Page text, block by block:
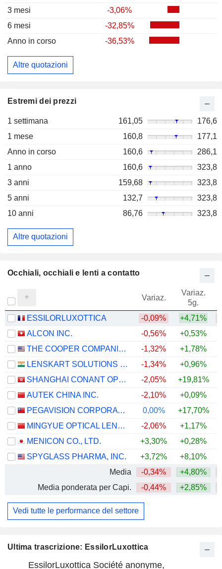
Ultima trascrizione: EssilorLuxottica
EssilorLuxottica Société anonyme,
3 mesi
-3,06%
6 mesi
-32,85%
Anno in corso
-36,53%
Altre quotazioni
Estremi dei prezzi
1 settimana 161,05
176,6
1 mese
160,8
177,1
Anno in corso
160,6
286,1
1 anno
160,6
323,8
3 anni
159,68
323,8
5 anni
132,7
323,8
10 anni
86,76 323,8
Altre quotazioni
Occhiali, occhiali e lenti a contatto
Variaz.
Variaz.
5g.
ESSILORLUXOTTICA -0,09% +4,71%
ALCON INC.
-0,56% +0,53%
THE COOPER COMPANIES, INC.
-1,32% +1,78%
LENSKART SOLUTIONS LIMITED
-1,34%
+0,96%
SHANGHAI CONANT OPTICAL CO., LTD.
-2,05% +19,81%
AUTEK CHINA INC.
-2,10% +0,09%
PEGAVISION CORPORATION
0,00% +17,70%
MINGYUE OPTICAL LENS CO.,LTD.
-2,06% +1,17%
MENICON CO., LTD.
+3,30% +0,28%
SPYGLASS PHARMA, INC.
+3,72%
+8,10%
Media
-0,34% +4,80%
Media ponderata per Capi.
-0,44% +2,85%
Vedi tutte le performance del settore